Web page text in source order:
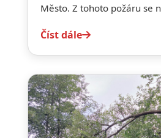
Město. Z tohoto požáru se
Číst dále